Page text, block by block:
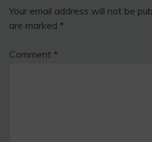
Your email address will not be
are marked *
Comment *